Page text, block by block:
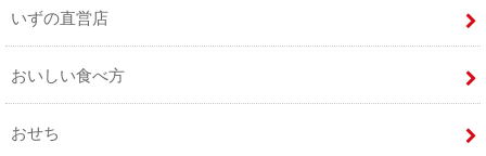
いずの直営店
おいしい食べ方
おせち